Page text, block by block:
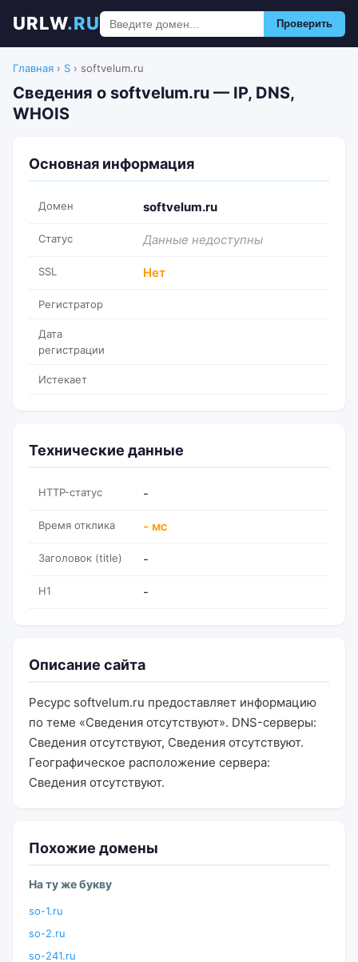
URLW.RU Проверить
Главная › S › softvelum.ru
Сведения о softvelum.ru — IP, DNS,
WHOIS
Основная информация
Домен softvelum.ru
Статус Данные недоступны
SSL Нет
Регистратор
Дата
регистрации
Истекает
Технические данные
HTTP-статус -
Время отклика - мс
Заголовок (title) -
H1 -
Описание сайта
Ресурс softvelum.ru предоставляет информацию
по теме «Сведения отсутствуют». DNS-серверы:
Сведения отсутствуют, Сведения отсутствуют.
Географическое расположение сервера:
Сведения отсутствуют.
Похожие домены
На ту же букву
so-1.ru
so-2.ru
so-241.ru